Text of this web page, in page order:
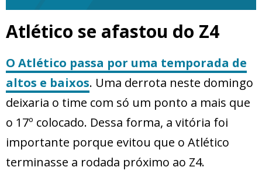
Atlético se afastou do Z4
O Atlético passa por uma temporada de
altos e baixos. Uma derrota neste domingo
deixaria o time com só um ponto a mais que
o 17º colocado. Dessa forma, a vitória foi
importante porque evitou que o Atlético
terminasse a rodada próximo ao Z4.